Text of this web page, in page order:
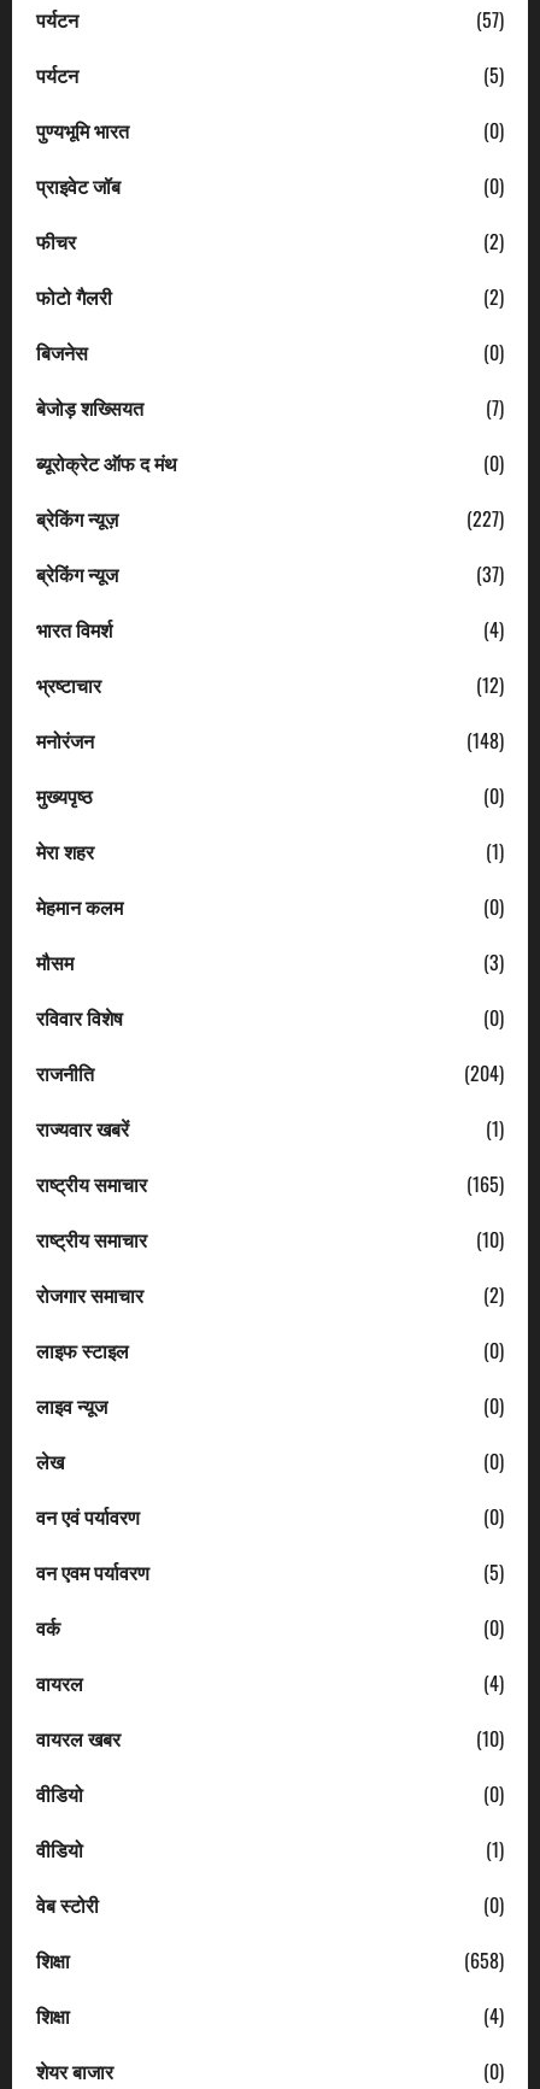
पर्यटन
(57)
पर्यटन
(5)
पुण्यभूमि भारत
(0)
प्राइवेट जॉब
(0)
फीचर
(2)
फोटो गैलरी
(2)
बिजनेस
(0)
बेजोड़ शख्सियत
(7)
ब्यूरोक्रेट ऑफ द मंथ
(0)
ब्रेकिंग न्यूज़
(227)
ब्रेकिंग न्यूज
(37)
भारत विमर्श
(4)
भ्रष्टाचार
(12)
मनोरंजन
(148)
मुख्यपृष्ठ
(0)
मेरा शहर
(1)
मेहमान कलम
(0)
मौसम
(3)
रविवार विशेष
(0)
राजनीति
(204)
राज्यवार खबरें
(1)
राष्ट्रीय समाचार
(165)
राष्ट्रीय समाचार
(10)
रोजगार समाचार
(2)
लाइफ स्टाइल
(0)
लाइव न्यूज
(0)
लेख
(0)
वन एवं पर्यावरण
(0)
वन एवम पर्यावरण
(5)
वर्क
(0)
वायरल
(4)
वायरल खबर
(10)
वीडियो
(0)
वीडियो
(1)
वेब स्टोरी
(0)
शिक्षा
(658)
शिक्षा
(4)
शेयर बाजार
(0)